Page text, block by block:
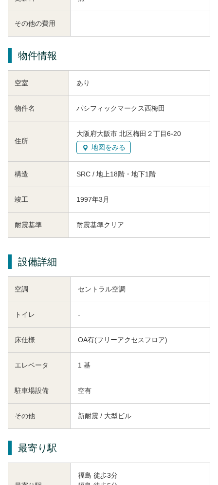
その他の費用
物件情報
空室 あり
物件名 パシフィックマークス西梅田
住所
大阪府大阪市 北区梅田２丁目6-20
地図をみる
構造 SRC / 地上18階・地下1階
竣工 1997年3月
耐震基準 耐震基準クリア
設備詳細
空調 セントラル空調
トイレ -
床仕様 OA有(フリーアクセスフロア)
エレベータ 1 基
駐車場設備 空有
その他 新耐震 / 大型ビル
最寄り駅
福島 徒歩3分